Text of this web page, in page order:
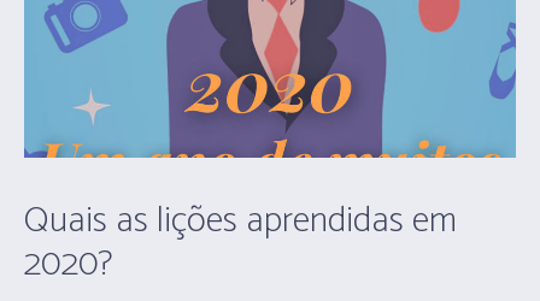
Quais as lições aprendidas em
2020?